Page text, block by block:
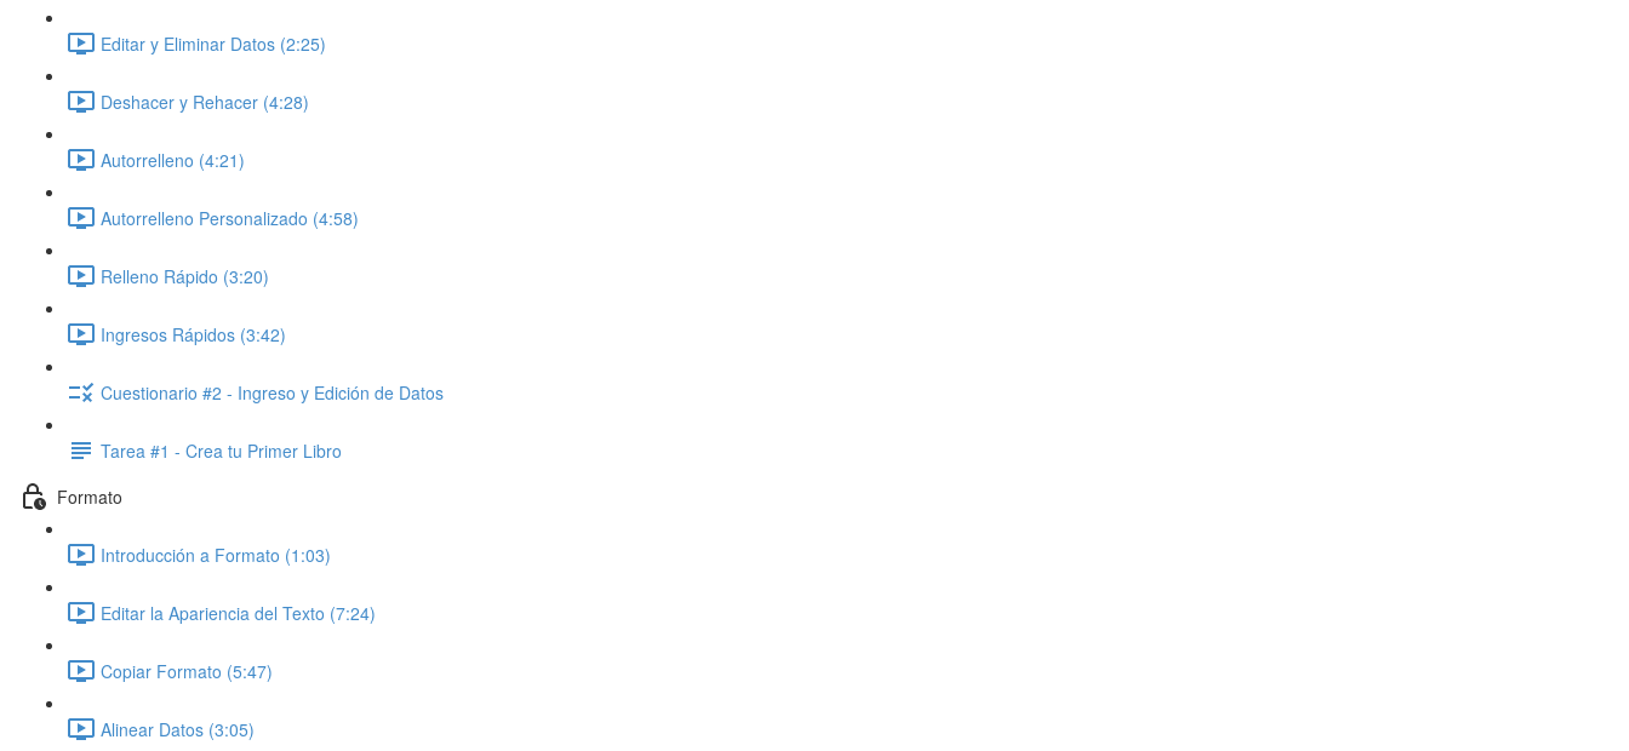
Editar y Eliminar Datos (2:25)
Deshacer y Rehacer (4:28)
Autorrelleno (4:21)
Autorrelleno Personalizado (4:58)
Relleno Rápido (3:20)
Ingresos Rápidos (3:42)
Cuestionario #2 - Ingreso y Edición de Datos
Tarea #1 - Crea tu Primer Libro
Formato
Introducción a Formato (1:03)
Editar la Apariencia del Texto (7:24)
Copiar Formato (5:47)
Alinear Datos (3:05)